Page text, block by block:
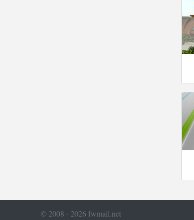
© 2008 - 2026 fwmail.net